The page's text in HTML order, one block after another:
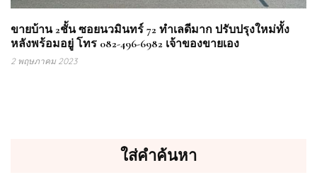
ขายบ้าน 2ชั้น ซอยนวมินทร์ 72 ทำเลดีมาก ปรับปรุงใหม่ทั้ง
หลังพร้อมอยู่ โทร 082-496-6982 เจ้าของขายเอง
2 พฤษภาคม 2023
ใส่คำค้นหา